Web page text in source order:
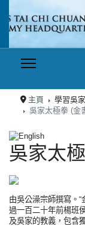
主頁 學習吳
吳家太極拳 (金
選擇你的語言
吳家太
由吳公澡宗師撰寫。
過一百二十年前楊班
及吳家的教義，包含